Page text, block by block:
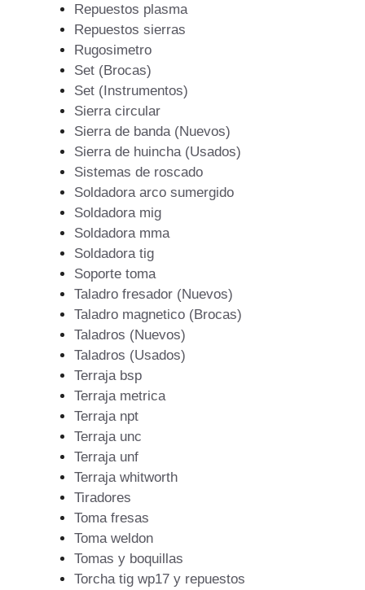
Repuestos plasma
Repuestos sierras
Rugosimetro
Set (Brocas)
Set (Instrumentos)
Sierra circular
Sierra de banda (Nuevos)
Sierra de huincha (Usados)
Sistemas de roscado
Soldadora arco sumergido
Soldadora mig
Soldadora mma
Soldadora tig
Soporte toma
Taladro fresador (Nuevos)
Taladro magnetico (Brocas)
Taladros (Nuevos)
Taladros (Usados)
Terraja bsp
Terraja metrica
Terraja npt
Terraja unc
Terraja unf
Terraja whitworth
Tiradores
Toma fresas
Toma weldon
Tomas y boquillas
Torcha tig wp17 y repuestos